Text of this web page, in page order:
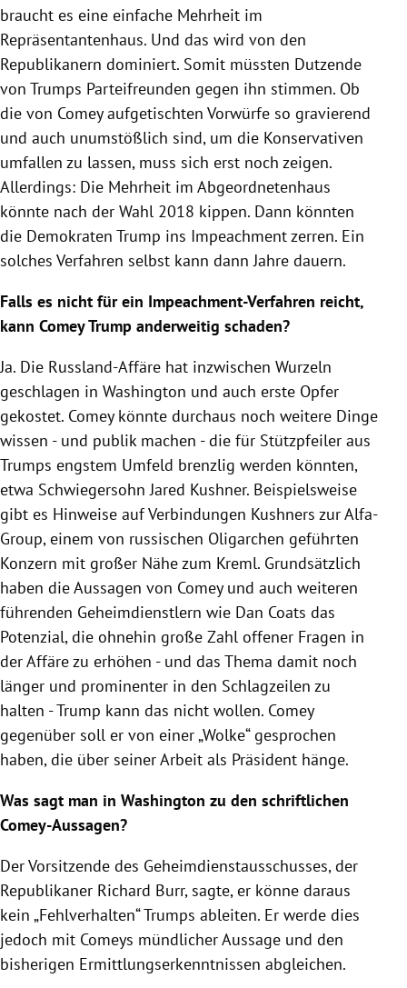
braucht es eine einfache Mehrheit im
Repräsentantenhaus. Und das wird von den
Republikanern dominiert. Somit müssten Dutzende
von Trumps Parteifreunden gegen ihn stimmen. Ob
die von Comeyaufgetischten Vorwürfe so gravierend
und auch unumstößlich sind, um die Konservativen
umfallen zu lassen, muss sich erst noch zeigen.
Allerdings: Die Mehrheit im Abgeordnetenhaus
könnte nach der Wahl 2018 kippen. Dann könnten
die Demokraten Trump ins Impeachment zerren. Ein
solches Verfahren selbst kann dann Jahre dauern.
Falls es nicht für ein Impeachment-Verfahren reicht,
kann ComeyTrump anderweitig schaden?
Ja. Die Russland-Affäre hat inzwischen Wurzeln
geschlagen in Washington und auch erste Opfer
gekostet. Comeykönnte durchaus noch weitere Dinge
wissen - und publik machen - die für Stützpfeiler aus
Trumps engstem Umfeld brenzlig werden könnten,
etwa SchwiegersohnJared Kushner. Beispielsweise
gibt es Hinweise auf Verbindungen Kushners zur Alfa-
Group, einem von russischen Oligarchen geführten
Konzern mit großer Nähe zum Kreml. Grundsätzlich
haben die Aussagen von Comeyund auch weiteren
führenden Geheimdienstlern wie Dan Coats das
Potenzial, die ohnehin große Zahl offener Fragen in
der Affäre zu erhöhen - und das Thema damit noch
länger und prominenter in den Schlagzeilen zu
halten -Trump kann das nicht wollen. Comey
gegenüber soll er von einer „Wolke“ gesprochen
haben, die über seiner Arbeit als Präsident hänge.
Was sagt man in Washington zu den schriftlichen
Comey-Aussagen?
Der Vorsitzende des Geheimdienstausschusses, der
Republikaner Richard Burr, sagte, er könne daraus
kein „Fehlverhalten“Trumps ableiten. Er werde dies
jedoch mit Comeys mündlicher Aussage und den
bisherigen Ermittlungserkenntnissen abgleichen.